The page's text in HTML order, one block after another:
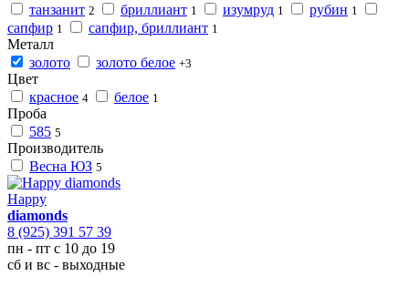
танзанит 2 бриллиант 1 изумруд 1 рубин 1
сапфир 1 сапфир, бриллиант 1
Металл
золото
золото белое +3
Цвет
красное 4 белое 1
Проба
585 5
Производитель
Весна ЮЗ 5
Happy
diamonds
8 (925) 391 57 39
пн - пт с 10 до 19
сб и вс - выходные